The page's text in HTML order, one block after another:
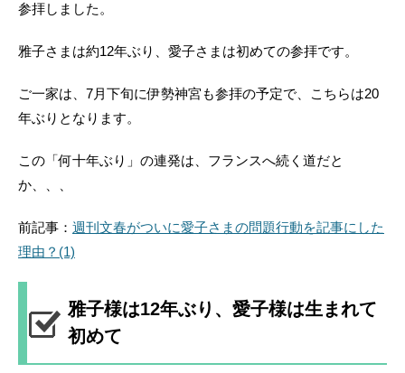
参拝しました。
雅子さまは約12年ぶり、愛子さまは初めての参拝です。
ご一家は、7月下旬に伊勢神宮も参拝の予定で、こちらは20
年ぶりとなります。
この「何十年ぶり」の連発は、フランスへ続く道だと
か、、、
前記事： 週刊文春がついに愛子さまの問題行動を記事にした
理由？(1)
雅子様は12年ぶり、愛子様は生まれて
初めて